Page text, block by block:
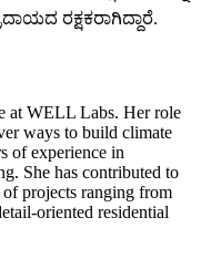
ರಕ್ಷಕರಾಗಿದ್ದಾರೆ.
at WELL Labs. Her role
ways to build climate
of experience in
She has contributed to
projects ranging from
oriented residential